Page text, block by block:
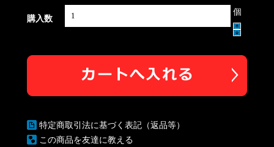
購入数
個
特定商取引法に基づく表記（返品等）
この商品を友達に教える